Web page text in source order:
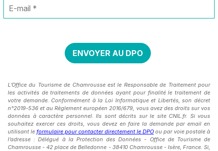
L’Office du Tourisme de Chamrousse est le Responsable de Traitement pour
les activités de traitements de données ayant pour finalité le traitement de
votre demande. Conformément à la Loi Informatique et Libertés, son décret
n°2019-536 et au Règlement européen 2016/679, vous avez des droits sur vos
données à caractère personnel. Ils sont décrits sur le site CNIL.fr. Si vous
souhaitez exercer ces droits, vous devez en faire la demande par email en
utilisant le formulaire pour contacter directement le DPO ou par voie postale à
l’adresse : Délégué à la Protection des Données - Office de Tourisme de
Chamrousse - 42 place de Belledonne - 38410 Chamrousse - Isère, France. Si,